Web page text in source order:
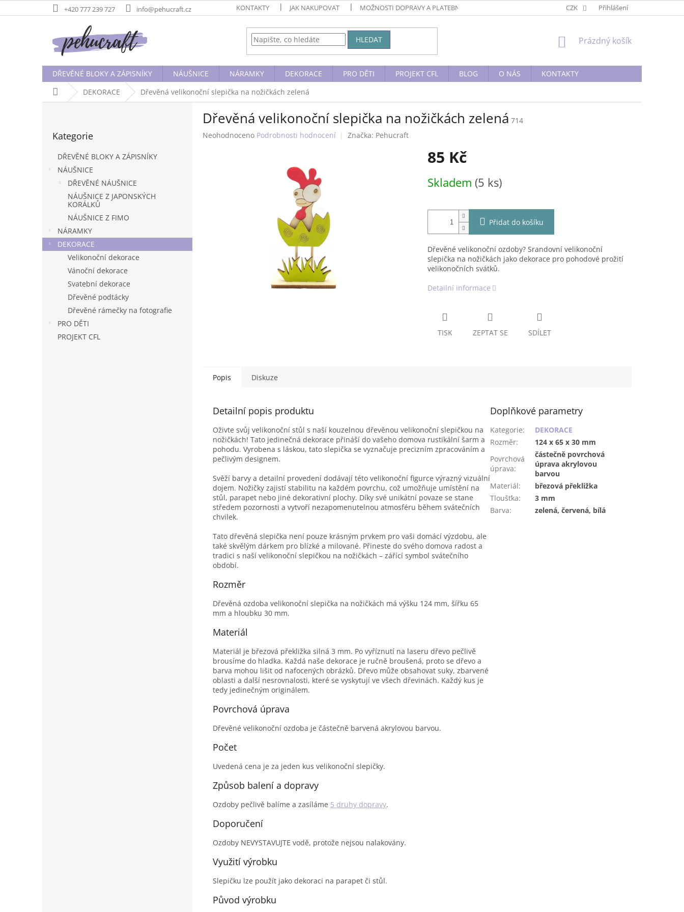
na
+420 777 239 727 info@pehucraft.cz KONTAKTY JAK NAKUPOVAT MOŽNOSTI DOPRAVY A PLATEBNÍ PODMÍNKY OBCHODNÍ PODMÍNKY PODMÍNKY OCHRANY
CZK Přihlášení
HLEDAT
NÁKUPNÍ
Prázdný košík
DŘEVĚNÉ BLOKY A ZÁPISNÍKY NÁUŠNICE NÁRAMKY DEKORACE PRO DĚTI PROJEKT CFL BLOG O NÁS
KONTAKTY
Domů DEKORACE Dřevěná velikonoční slepička na nožičkách zelená
e
l
kategorie
Kategorie
DŘEVĚNÉ BLOKY A ZÁPISNÍKY
NÁUŠNICE
DŘEVĚNÉ NÁUŠNICE
NÁUŠNICE Z JAPONSKÝCH
KORÁLKŮ
NÁUŠNICE Z FIMO
NÁRAMKY
DEKORACE
Velikonoční dekorace
Vánoční dekorace
Svatební dekorace
Dřevěné podtácky
Dřevěné rámečky na fotografie
PRO DĚTI
PROJEKT CFL
Dřevěná velikonoční slepička na nožičkách zelená 714
Průměrné
Neohodnoceno Podrobnosti hodnocení Značka: Pehucraft
85 Kč
cena:
Skladem (5 ks)
Přidat do košíku
Dřevěné velikonoční ozdoby? Srandovní velikonoční
slepička na nožičkách jako dekorace pro pohodové prožití
velikonočních svátků.
Detailní informace
TISK ZEPTAT SE SDÍLET
Popis Diskuze
Detailní popis produktu
Oživte svůj velikonoční stůl s naší kouzelnou dřevěnou velikonoční slepičkou na
nožičkách! Tato jedinečná dekorace přináší do vašeho domova rustikální šarm a
pohodu. Vyrobena s láskou, tato slepička se vyznačuje precizním zpracováním a
pečlivým designem.
Svěží barvy a detailní provedení dodávají této velikonoční figurce výrazný vizuální
dojem. Nožičky zajistí stabilitu na každém povrchu, což umožňuje umístění na
stůl, parapet nebo jiné dekorativní plochy. Díky své unikátní povaze se stane
středem pozornosti a vytvoří nezapomenutelnou atmosféru během svátečních
chvilek.
Tato dřevěná slepička není pouze krásným prvkem pro vaši domácí výzdobu, ale
také skvělým dárkem pro blízké a milované. Přineste do svého domova radost a
tradici s naší velikonoční slepičkou na nožičkách – zářící symbol svátečního
období.
Rozměr
Dřevěná ozdoba velikonoční slepička na nožičkách má výšku 124 mm, šířku 65
mm a hloubku 30 mm.
Materiál
Materiál je březová překližka silná 3 mm. Po vyříznutí na laseru dřevo pečlivě
brousíme do hladka. Každá naše dekorace je ručně broušená, proto se dřevo a
barva mohou lišit od nafocených obrázků. Dřevo může obsahovat suky, zbarvené
oblasti a další nesrovnalosti, které se vyskytují ve všech dřevinách. Každý kus je
tedy jedinečným originálem.
Povrchová úprava
Dřevěné velikonoční ozdoba je částečně barvená akrylovou barvou.
Počet
Uvedená cena je za jeden kus velikonoční slepičky.
Způsob balení a dopravy
Ozdoby pečlivě balíme a zasíláme 5 druhy dopravy.
Doporučení
Ozdoby NEVYSTAVUJTE vodě, protože nejsou nalakovány.
Využití výrobku
Slepičku lze použít jako dekoraci na parapet či stůl.
Původ výrobku
Doplňkové parametry
Kategorie:
DEKORACE
Rozměr:
124 x 65 x 30 mm
Povrchová
úprava:
částečně povrchová
úprava akrylovou
barvou
Materiál:
březová překližka
Tloušťka:
3 mm
Barva: zelená, červená, bílá